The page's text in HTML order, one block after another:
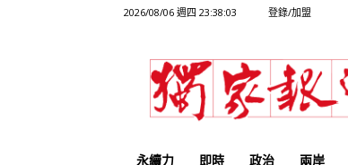
2026/08/06 週四 23:38:03 登錄/加盟
獨
家
報
永續力 即時 政治 兩岸